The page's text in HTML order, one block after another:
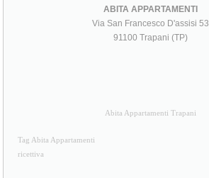
ABITA APPARTAMENTI
Via San Francesco D'assisi 53
91100 Trapani (TP)
Abita Appartamenti Trapani
Tag Abita Appartamenti
ricettiva